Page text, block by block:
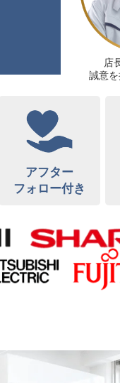
店
誠意
アフター
フォロー付き